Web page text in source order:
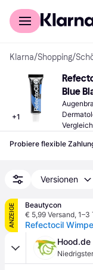
Für Shopper
Klarna/Shopping/
+1
Blue
Probiere flexible
Versionen
ANZEIGE
Beautycon
€ 5,99 Versand, 1–3
Refectocil
Hood.de